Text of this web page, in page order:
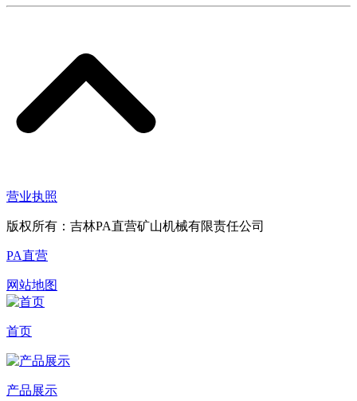
营业执照
版权所有：吉林PA直营矿山机械有限责任公司
PA直营
网站地图
首页
产品展示